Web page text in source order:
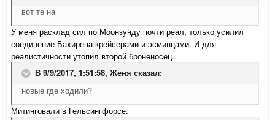
вот те на
У меня расклад сил по Моонзунду почти реал, только усилил
соединение Бахирева крейсерами и эсминцами. И для
реалистичности утопил второй броненосец.
В 9/9/2017, 1:51:58, Женя сказал:
новые где ходили?
Митинговали в Гельсингфорсе.